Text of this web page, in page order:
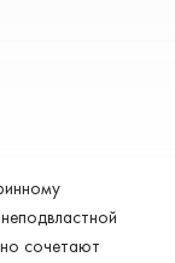
сочетают